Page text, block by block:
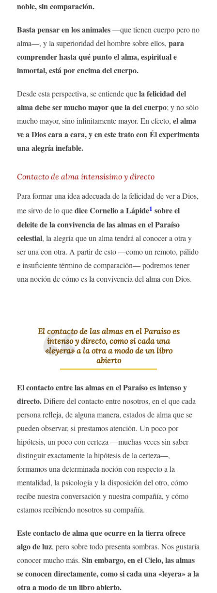
noble, sin comparación.
Basta pensar en los animales—que tienen cuerpo pero no
alma—, y ​​la superioridad del hombre sobre ellos, para
comprender hasta qué punto el alma, espiritual e
inmortal, está por encima del cuerpo.
Desde esta perspectiva, se entiende quela felicidad del
alma debe ser mucho mayor que la del cuerpo; y no sólo
mucho mayor, sino infinitamente mayor. En efecto, el alma
ve a Dios cara a cara, y en este trato con Él experimenta
una alegría inefable.
Contacto de alma intensísimo y directo
Para formar una idea adecuada de la felicidad de ver a Dios,
me sirvo de lo quedice Cornelio a Lápide1 sobre el
deleite de la convivencia de las almas en el Paraíso
celestial, la alegría que un alma tendrá al conocer a otra y
ser una con otra. A partir de esto —como un remoto, pálido
e insuficiente término de comparación— podremos tener
una noción de cómo es la convivencia del alma con Dios.
El contacto de las almas en el Paraíso es
intenso y directo, como si cada una
«leyera» a la otra a modo de un libro
abierto
El contacto entre las almas en el Paraíso es intenso y
directo.Difiere del contacto entre nosotros, en el que cada
persona refleja, de alguna manera, estados de alma que se
pueden observar, si prestamos atención. Un poco por
hipótesis, un poco con certeza —muchas veces sin saber
distinguir exactamente la hipótesis de la certeza—,
formamos una determinada noción con respecto a la
mentalidad, la psicología y la disposición del otro, cómo
recibe nuestra conversación y nuestra compañía, y cómo
estamos recibiendo nosotros su compañía.
Este contacto de alma que ocurre en la tierra ofrece
algo de luz, pero sobre todo presenta sombras. Nos gustaría
conocer mucho más. Sin embargo, en el Cielo, las almas
se conocen directamente, como si cada una «leyera» a la
otra a modo de un libro abierto.